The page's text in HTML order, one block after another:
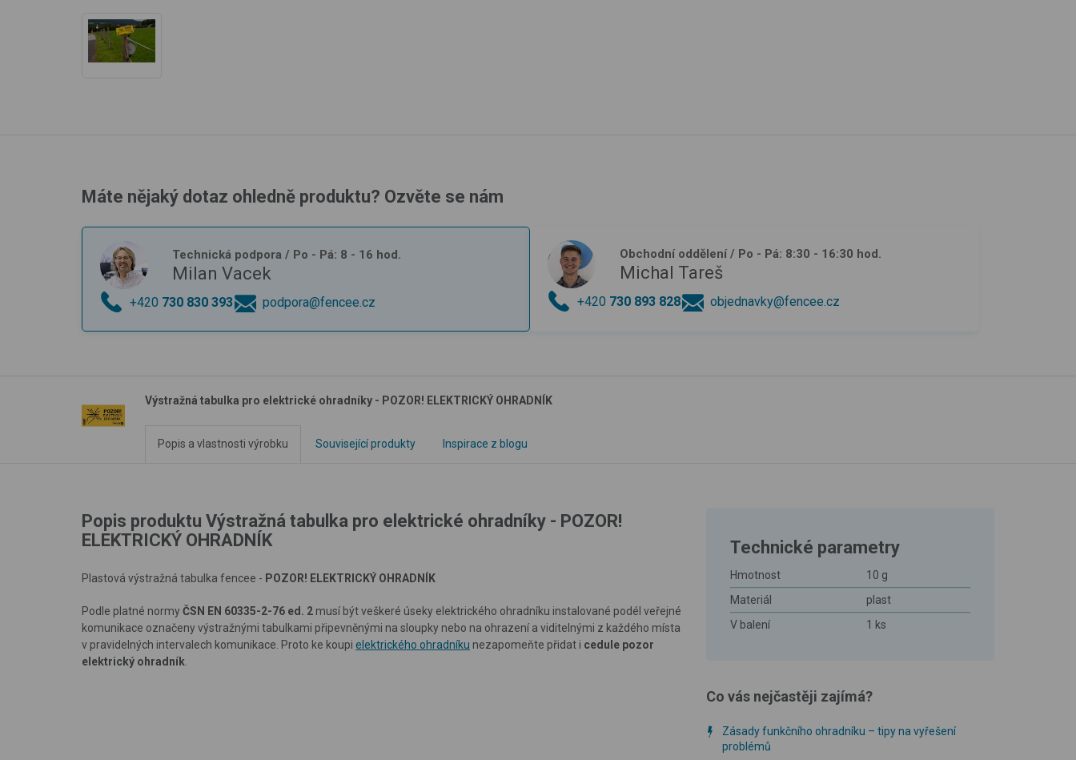
Máte nějaký dotaz ohledně produktu? Ozvěte se nám
Technická podpora / Po - Pá: 8 - 16 hod.
Milan Vacek
+420 730 830 393 podpora@fencee.cz
Obchodní oddělení / Po - Pá: 8:30 - 16:30 hod.
Michal Tareš
+420 730 893 828 objednavky@fencee.cz
Výstražná tabulka pro elektrické ohradníky - POZOR! ELEKTRICKÝ OHRADNÍK
Popis a vlastnosti výrobku Související produkty Inspirace z blogu
Popis produktu Výstražná tabulka pro elektrické ohradníky - POZOR!
ELEKTRICKÝ OHRADNÍK
Plastová výstražná tabulka fencee - POZOR! ELEKTRICKÝ OHRADNÍK
Podle platné normyČSN EN 60335-2-76 ed. 2 musí být veškeré úseky elektrického ohradníku instalované podél veřejné
komunikace označeny výstražnými tabulkami připevněnými na sloupky nebo na ohrazení a viditelnými z každého místa
v pravidelných intervalech komunikace. Proto ke koupi elektrického ohradníku nezapomeňte přidat i cedule pozor
elektrický ohradník
Technické parametry
Hmotnost
10 g
Materiál
plast
V balení
1 ks
Co vás nejčastěji zajímá?
Zásady funkčního ohradníku – tipy na vyřešení
problémů